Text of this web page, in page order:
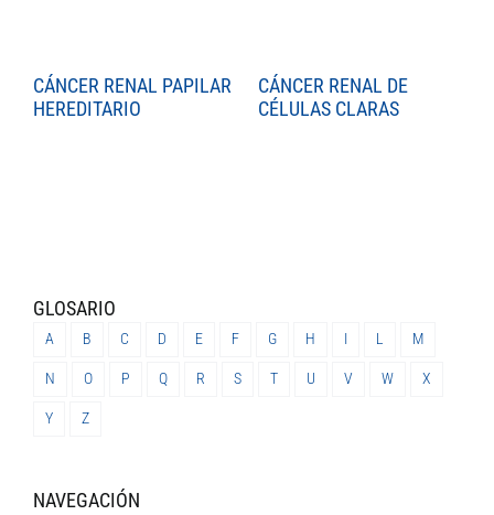
CÁNCER RENAL PAPILAR
HEREDITARIO
CÁNCER RENAL DE
CÉLULAS CLARAS
GLOSARIO
A B C D E F G H I L M
N O P Q R S T U V W X
Y Z
NAVEGACIÓN